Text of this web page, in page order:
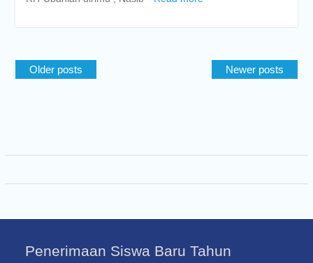
Posts
navigation
Older posts Newer posts
Penerimaan Siswa Baru Tahun